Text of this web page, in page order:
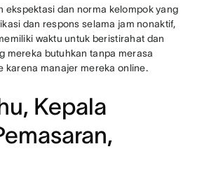
ekspektasi dan norma kelompok yang
dan respons selama jam nonaktif,
waktu untuk beristirahat dan
mereka butuhkan tanpa merasa
karena manajer mereka online.
Kepala